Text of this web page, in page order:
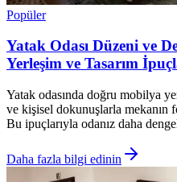
Popüler
Yatak Odası Düzeni ve
Yerleşim ve Tasarım
Yatak odasında doğru mobilya
ve kişisel dokunuşlarla mekanın
Bu ipuçlarıyla odanız daha
Daha fazla bilgi edinin